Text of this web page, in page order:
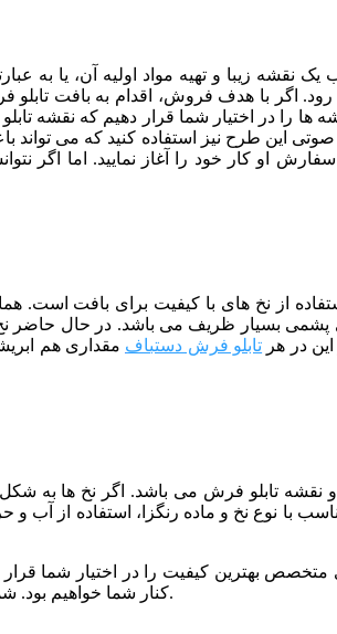
یک نقشه زیبا و تهیه مواد اولیه آن، یا
اگر با هدف فروش، اقدام به بافت تابلو
ها را در اختیار شما قرار دهیم که نقشه
صوتی این طرح نیز استفاده کنید که می
او کار خود را آغاز نمایید. اما اگر
از نخ های با کیفیت برای بافت
بسیار ظریف می باشد. در حال حاضر
در هر تابلو فرش دستباف مقداری هم
و نقشه تابلو فرش می باشد. اگر نخ ها
با نوع نخ و ماده رنگزا، استفاده
متخصص بهترین کیفیت را در اختیار شما
کنار شما خواهیم بود. شما می توانید پس از اتمام کار بافت، برای مرحله شور و پرداخت تابلو فرش خود نیز با ما تماس بگیرید.